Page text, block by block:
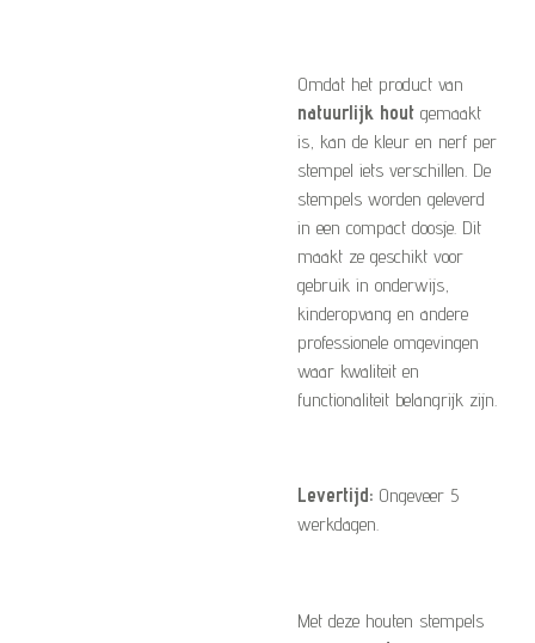
Omdat het product van
natuurlijk hout gemaakt
is, kan de kleur en nerf per
stempel iets verschillen. De
stempels worden geleverd
in een compact doosje. Dit
maakt ze geschikt voor
gebruik in onderwijs,
kinderopvang en andere
professionele omgevingen
waar kwaliteit en
functionaliteit belangrijk zijn.
Levertijd: Ongeveer 5
werkdagen.
Met deze houten stempels